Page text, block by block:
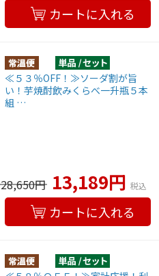
カートに入れる
≪５３％OFF！≫ソーダ割が旨
い！芋焼酎飲みくらべ一升瓶５本
組 …
28,650円 13,189円 税込
カートに入れる